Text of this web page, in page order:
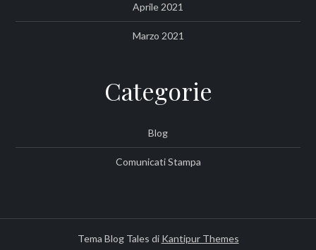
Aprile 2021
Marzo 2021
Categorie
Blog
Comunicati Stampa
Tema Blog Tales di Kantipur Themes